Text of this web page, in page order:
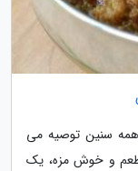
سنین توصیه می
و خوش مزه، یک